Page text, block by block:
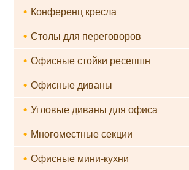
• Конференц кресла
• Столы для переговоров
• Офисные стойки ресепшн
• Офисные диваны
• Угловые диваны для офиса
• Многоместные секции
• Офисные мини-кухни